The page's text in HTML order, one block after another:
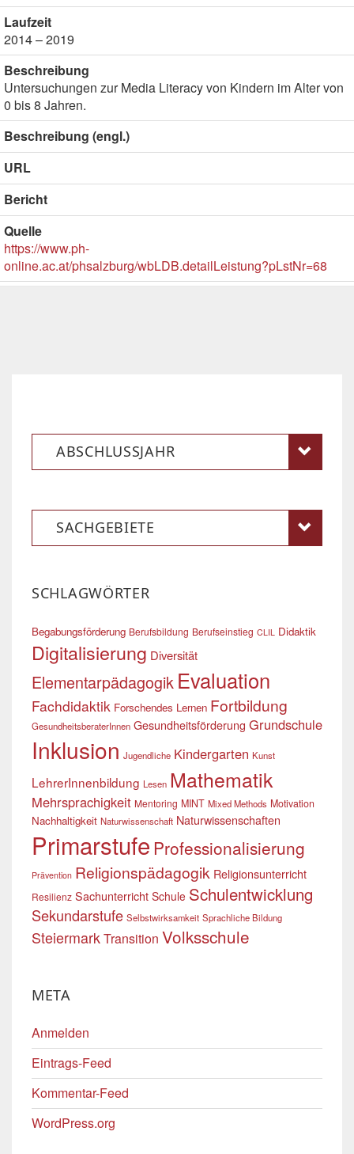
Laufzeit
2014 – 2019
Beschreibung
Untersuchungen zur Media Literacy von Kindern im Alter von
0 bis 8 Jahren.
Beschreibung (engl.)
URL
Bericht
Quelle
https://www.ph-
online.ac.at/phsalzburg/wbLDB.detailLeistung?pLstNr=68
ABSCHLUSSJAHR
SACHGEBIETE
SCHLAGWÖRTER
Begabungsförderung Berufsbildung Berufseinstieg CLIL Didaktik
Digitalisierung Diversität
Elementarpädagogik Evaluation
Fachdidaktik Forschendes Lernen Fortbildung
GesundheitsberaterInnen Gesundheitsförderung Grundschule
Inklusion Jugendliche Kindergarten Kunst
LehrerInnenbildung Lesen Mathematik
Mehrsprachigkeit Mentoring MINT Mixed Methods Motivation
Nachhaltigkeit Naturwissenschaft Naturwissenschaften
Primarstufe Professionalisierung
Prävention Religionspädagogik Religionsunterricht
Resilienz Sachunterricht Schule Schulentwicklung
Sekundarstufe Selbstwirksamkeit Sprachliche Bildung
SteiermarkTransition Volksschule
META
Anmelden
Eintrags-Feed
Kommentar-Feed
WordPress.org